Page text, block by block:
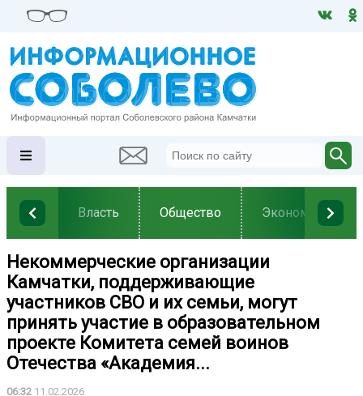
Власть Общество Экономика
Некоммерческие организации
Камчатки, поддерживающие
участников СВО и их семьи, могут
принять участие в образовательном
проекте Комитета семей воинов
Отечества «Академия...
06:32 11.02.2026